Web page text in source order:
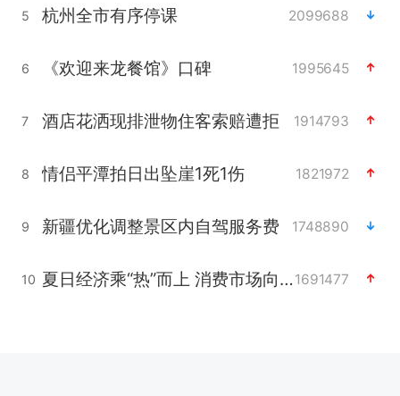
5 杭州全市有序停课 2099688
6 《欢迎来龙餐馆》口碑 1995645
7 酒店花洒现排泄物住客索赔遭拒 1914793
8 情侣平潭拍日出坠崖1死1伤 1821972
9 新疆优化调整景区内自驾服务费 1748890
10 夏日经济乘“热”而上 消费市场向“新”而行1691477